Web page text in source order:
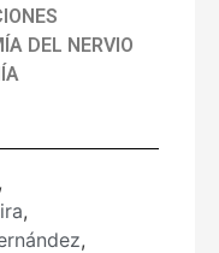
DEL NERVIO
,
,
,